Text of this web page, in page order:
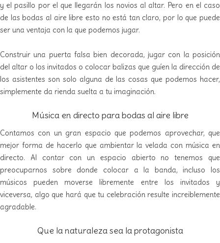
y el pasillo por el que llegarán los novios al altar. Pero en el caso
de las bodas al aire libre esto no está tan claro, por lo que puede
ser una ventaja con la que podemos jugar.
Construir una puerta falsa bien decorada, jugar con la posición
del altar o los invitados o colocar balizas que guíen la dirección de
los asistentes son solo alguna de las cosas que podemos hacer,
simplemente da rienda suelta a tu imaginación.
Música en directo para bodas al aire libre
Contamos con un gran espacio que podemos aprovechar, que
mejor forma de hacerlo que ambientar la velada con música en
directo. Al contar con un espacio abierto no tenemos que
preocuparnos sobre donde colocar a la banda, incluso los
músicos pueden moverse libremente entre los invitados y
viceversa, algo que hará que tu celebración resulte increiblemente
agradable.
Que la naturaleza sea la protagonista